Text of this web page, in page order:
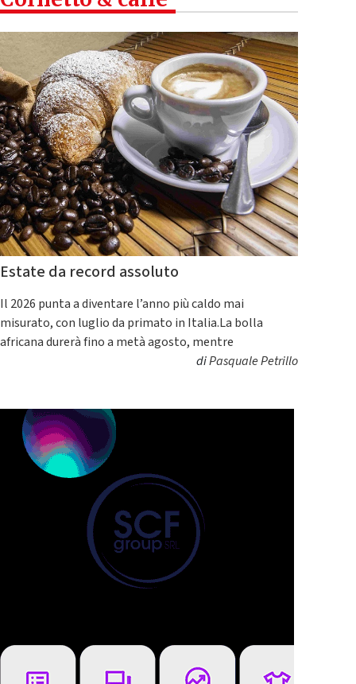
Estate da record assoluto
Il 2026 punta a diventare l’anno più caldo mai
misurato, con luglio da primato in Italia.La bolla
africana durerà fino a metà agosto, mentre
diPasquale Petrillo